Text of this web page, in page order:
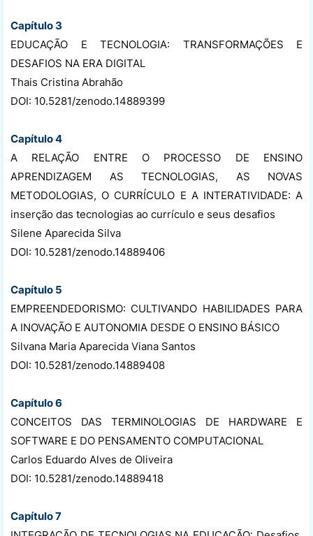
Capítulo 3
EDUCAÇÃO E TECNOLOGIA: TRANSFORMAÇÕES E
DESAFIOS NA ERA DIGITAL
Thais Cristina Abrahão
DOI: 10.5281/zenodo.14889399
Capítulo 4
A RELAÇÃO ENTRE O PROCESSO DE ENSINO
APRENDIZAGEM AS TECNOLOGIAS, AS NOVAS
METODOLOGIAS, O CURRÍCULO E A INTERATIVIDADE: A
inserção das tecnologias ao currículo e seus desafios
Silene Aparecida Silva
DOI: 10.5281/zenodo.14889406
Capítulo 5
EMPREENDEDORISMO: CULTIVANDO HABILIDADES PARA
A INOVAÇÃO E AUTONOMIA DESDE O ENSINO BÁSICO
Silvana Maria Aparecida Viana Santos
DOI: 10.5281/zenodo.14889408
Capítulo 6
CONCEITOS DAS TERMINOLOGIAS DE HARDWARE E
SOFTWARE E DO PENSAMENTO COMPUTACIONAL
Carlos Eduardo Alves de Oliveira
DOI: 10.5281/zenodo.14889418
Capítulo 7